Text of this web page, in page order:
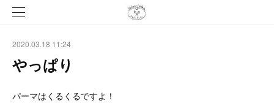
2020.03.18 11:24
やっぱり
パーマはくるくるですよ！